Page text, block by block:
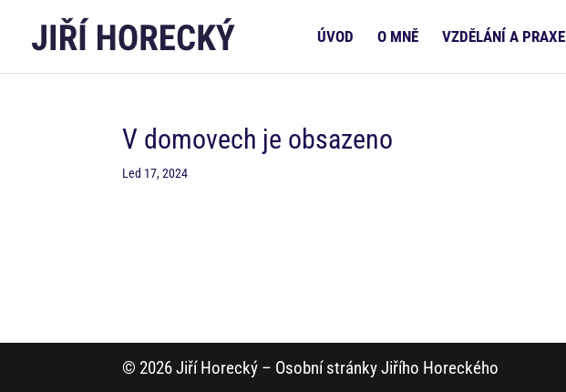
ÚVOD O MNĚ VZDĚLÁNÍ A PRAXE
V domovech je obsazeno
Led 17, 2024
© 2026 Jiří Horecký – Osobní stránky Jiřího Horeckého